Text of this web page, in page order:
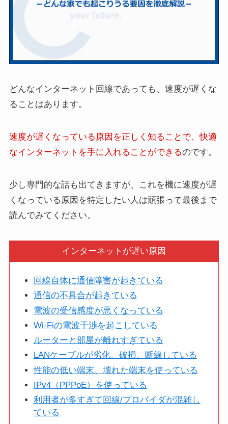
どんなインターネット回線であっても、速度が遅くな
ることはあります。
速度が遅くなっている原因を正しく知ることで、快適
なインターネットを手に入れることができるのです。
少し専門的な話も出てきますが、これを機に速度が遅
くなっている原因を特定したい人は頑張って最後まで
読んでみてください。
インターネットが遅い原因
回線自体に通信障害が起きている
通信の不具合が起きている
電波の受信感度が悪くなっている
Wi-Fiの電波干渉を起こしている
ルーターと部屋が離れすぎている
LANケーブルが劣化、破損、断線している
性能の低い端末、壊れた端末を使っている
IPv4（PPPoE）を使っている
利用者が多すぎて回線/プロバイダが混雑し
ている